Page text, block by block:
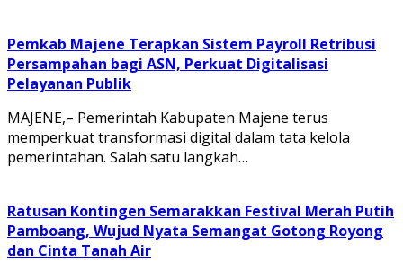
Pemkab Majene Terapkan Sistem Payroll Retribusi
Persampahan bagi ASN, Perkuat Digitalisasi
Pelayanan Publik
MAJENE,– Pemerintah Kabupaten Majene terus
memperkuat transformasi digital dalam tata kelola
pemerintahan. Salah satu langkah…
Ratusan Kontingen Semarakkan Festival Merah Putih
Pamboang, Wujud Nyata Semangat Gotong Royong
dan Cinta Tanah Air